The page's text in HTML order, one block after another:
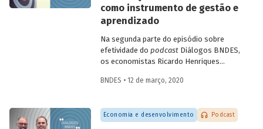
futuras.
como instrumento de gestão e
aprendizado
Na segunda parte do episódio sobre
efetividade do podcastDiálogos BNDES,
os economistas Ricardo Henriques
(BNDES) conversam sobre a importância
evidências, de desenvolver projetos-
piloto para depois dar escala às ações e
BNDES • 12 de março, 2020
Economia e desenvolvimento Podcast